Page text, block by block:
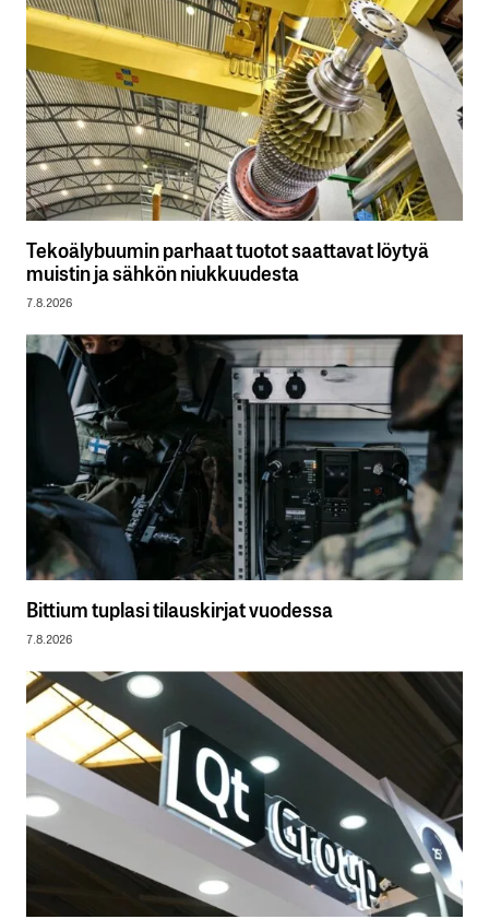
Tekoälybuumin parhaat tuotot saattavat löytyä
muistin ja sähkön niukkuudesta
7.8.2026
Bittium tuplasi tilauskirjat vuodessa
7.8.2026